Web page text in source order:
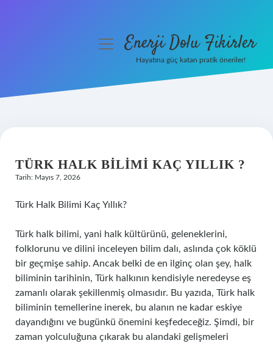
Hakkımızda
menüyüEnerji Dolu Fikirler
Hayatına güç katan pratik öneriler!
TÜRK HALK BILIMI KAÇ YILLIK ?
Tarih: Mayıs 7, 2026
Türk Halk Bilimi Kaç Yıllık?
Türk halk bilimi, yani halk kültürünü, geleneklerini,
folklorunu ve dilini inceleyen bilim dalı, aslında çok köklü
bir geçmişe sahip. Ancak belki de en ilginç olan şey, halk
biliminin tarihinin, Türk halkının kendisiyle neredeyse eş
zamanlı olarak şekillenmiş olmasıdır. Bu yazıda, Türk halk
biliminin temellerine inerek, bu alanın ne kadar eskiye
dayandığını ve bugünkü önemini keşfedeceğiz. Şimdi, bir
zaman yolculuğuna çıkarak bu alandaki gelişmeleri